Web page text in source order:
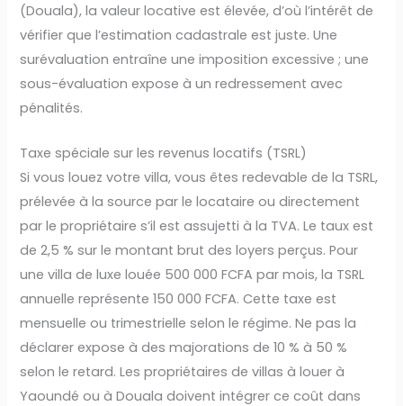
(Douala), la valeur locative est élevée, d’où l’intérêt de
vérifier que l’estimation cadastrale est juste. Une
surévaluation entraîne une imposition excessive ; une
sous-évaluation expose à un redressement avec
pénalités.
Taxe spéciale sur les revenus locatifs (TSRL)
Si vous louez votre villa, vous êtes redevable de la TSRL,
prélevée à la source par le locataire ou directement
par le propriétaire s’il est assujetti à la TVA. Le taux est
de 2,5 % sur le montant brut des loyers perçus. Pour
une villa de luxe louée 500 000 FCFA par mois, la TSRL
annuelle représente 150 000 FCFA. Cette taxe est
mensuelle ou trimestrielle selon le régime. Ne pas la
déclarer expose à des majorations de 10 % à 50 %
selon le retard. Les propriétaires de villas à louer à
Yaoundé ou à Douala doivent intégrer ce coût dans